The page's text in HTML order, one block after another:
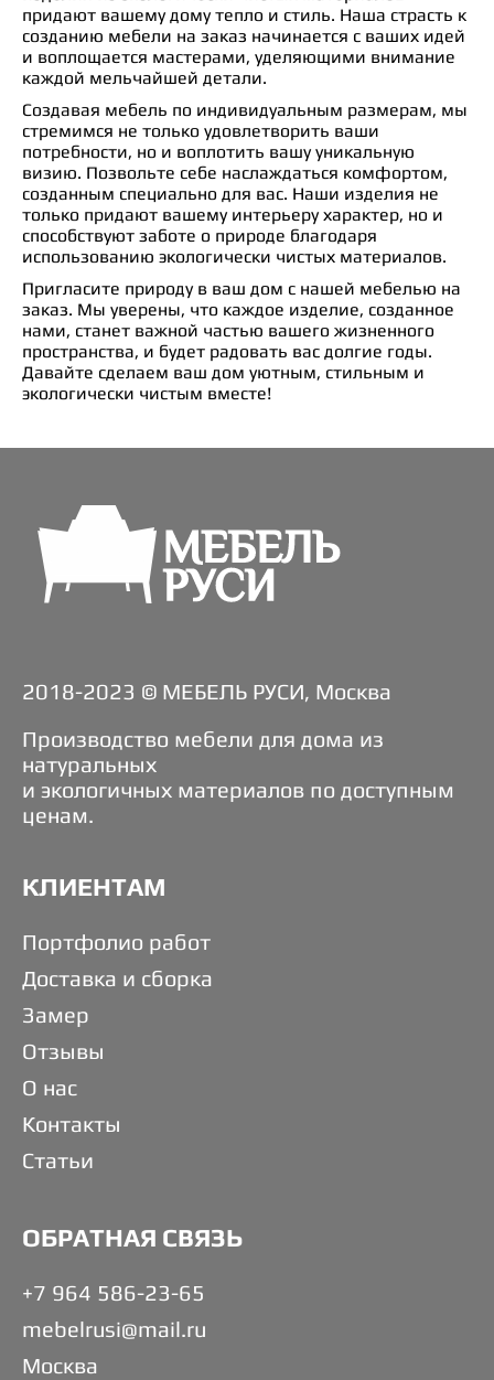
придают вашему дому тепло и стиль. Наша страсть к
созданию мебели на заказ начинается с ваших идей
и воплощается мастерами, уделяющими внимание
каждой мельчайшей детали.
Создавая мебель по индивидуальным размерам, мы
стремимся не только удовлетворить ваши
потребности, но и воплотить вашу уникальную
визию. Позвольте себе наслаждаться комфортом,
созданным специально для вас. Наши изделия не
только придают вашему интерьеру характер, но и
способствуют заботе о природе благодаря
использованию экологически чистых материалов.
Пригласите природу в ваш дом с нашей мебелью на
заказ. Мы уверены, что каждое изделие, созданное
нами, станет важной частью вашего жизненного
пространства, и будет радовать вас долгие годы.
Давайте сделаем ваш дом уютным, стильным и
экологически чистым вместе!
2018-2023 © МЕБЕЛЬ РУСИ, Москва
Производство мебели для дома из
натуральных
и экологичных материалов по доступным
ценам.
КЛИЕНТАМ
Портфолио работ
Доставка и сборка
Замер
Отзывы
О нас
Контакты
Статьи
ОБРАТНАЯ СВЯЗЬ
+7 964 586-23-65
mebelrusi@mail.ru
Москва